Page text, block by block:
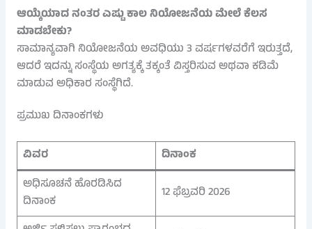
ಆಯ್ಕೆಯಾದ ನಂತರ ಎಷ್ಟು ಕಾಲ ನಿಯೋಜನೆಯ ಮೇಲೆ ಕೆಲಸ
ಮಾಡಬೇಕು?
ಸಾಮಾನ್ಯವಾಗಿ ನಿಯೋಜನೆಯ ಅವಧಿಯು 3 ವರ್ಷಗಳವರೆಗೆ ಇರುತ್ತದೆ,
ಆದರೆ ಇದನ್ನು ಸಂಸ್ಥೆಯ ಅಗತ್ಯಕ್ಕೆ ತಕ್ಕಂತೆ ವಿಸ್ತರಿಸುವ ಅಥವಾ ಕಡಿಮೆ
ಮಾಡುವ ಅಧಿಕಾರ ಸಂಸ್ಥೆಗಿದೆ.
ಪ್ರಮುಖ ದಿನಾಂಕಗಳು
ವಿವರ
ದಿನಾಂಕ
ಅಧಿಸೂಚನೆ ಹೊರಡಿಸಿದ
ದಿನಾಂಕ
12 ಫೆಬ್ರವರಿ 2026